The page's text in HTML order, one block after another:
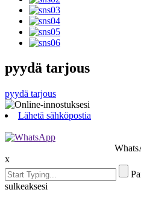
pyydä tarjous
pyydä tarjous
Lähetä sähköpostia
x
sulkeaksesi